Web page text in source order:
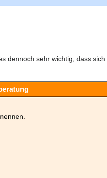
dennoch sehr wichtig, dass sich